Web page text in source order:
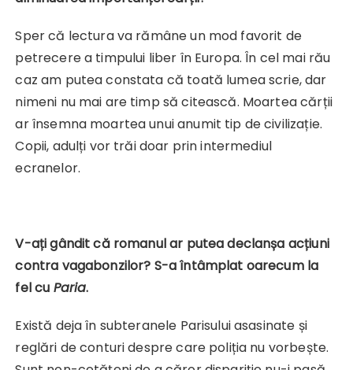
Sper că lectura va rămâne un mod favorit de
petrecere a timpului liber în Europa. În cel mai rău
caz am putea constata că toată lumea scrie, dar
nimeni nu mai are timp să citească. Moartea cărții
ar însemna moartea unui anumit tip de civilizație.
Copii, adulți vor trăi doar prin intermediul
ecranelor.
V-ați gândit că romanul ar putea declanșa acțiuni
contra vagabonzilor? S-a întâmplat oarecum la
fel cu Paria.
Există deja în subteranele Parisului asasinate și
reglări de conturi despre care poliția nu vorbește.